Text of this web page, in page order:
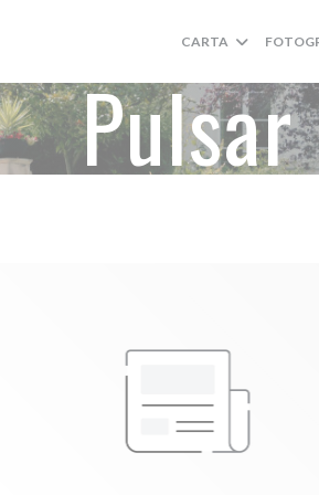
CARTA
Pulsar